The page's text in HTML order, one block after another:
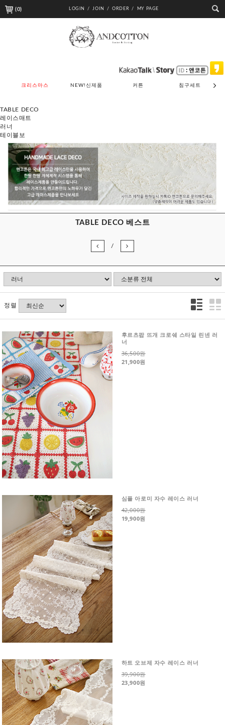
(0) LOGIN / JOIN / ORDER / MY PAGE
크리스마스 NEW!신제품 커튼 침구세트
TABLE DECO
레이스매트
러너
테이블보
TABLE DECO 베스트
/
정렬
후르츠팝 뜨개 크로쉐 스타일 린넨 러
너
36,500원
21,900원
심플 아로미 자수 레이스 러너
42,000원
19,900원
하트 오브제 자수 레이스 러너
39,900원
23,900원